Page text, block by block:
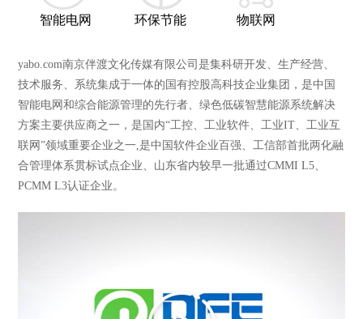
智能电网 环保节能 物联网
yabo.com南京伴渡文化传媒有限公司是集科研开发、生产经营、
技术服务、系统集成于一体的国有控股高科技企业集团，是中国
智能电网和综合能源管理的先行者、绿色低碳智慧能源系统解决
方案主要供应商之一，是国内“工控、工业软件、工业IT、工业互
联网”领域重要企业之一,是中国软件企业百强、工信部首批两化融
合管理体系贯标试点企业、山东省内较早一批通过CMMI L5、
PCMM L3认证企业。